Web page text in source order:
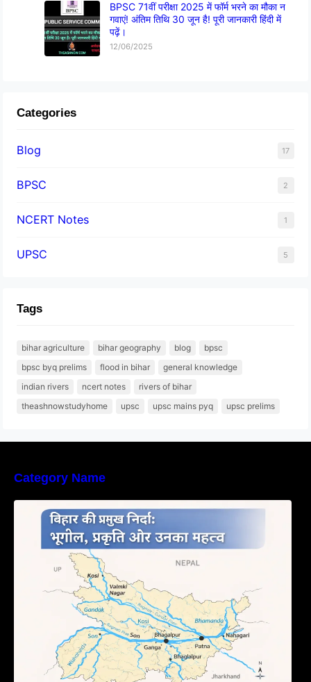
BPSC 71वीं परीक्षा 2025 में फॉर्म भरने का मौका न
गवाएं! अंतिम तिथि 30 जून है! पूरी जानकारी हिंदी में
पढ़ें।
12/06/2025
Categories
Blog 17
BPSC 2
NCERT Notes 1
UPSC 5
Tags
bihar agriculture bihar geography blog
bpsc
bpsc byq prelims
flood in bihar
general knowledge
indian rivers
ncert notes
rivers of bihar
theashnowstudyhome
upsc upsc mains pyq upsc prelims
Category Name
बिहार की नदियों का विस्तृत अध्ययन | Geography of
Rivers in Bihar